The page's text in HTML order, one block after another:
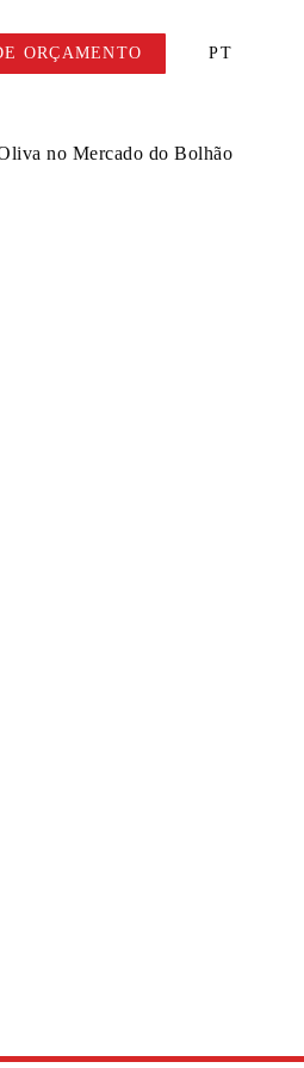
ORÇAMENTO PT